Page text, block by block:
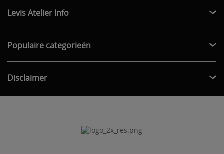
Levis Atelier Info
Populaire categorieën
Disclaimer